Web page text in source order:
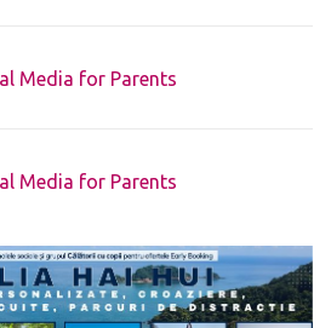
does not exist.